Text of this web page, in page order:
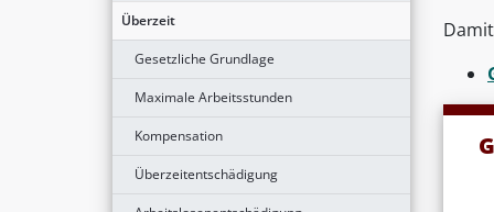
Überzeit
Gesetzliche Grundlage
Maximale Arbeitsstunden
Kompensation
Überzeitentschädigung